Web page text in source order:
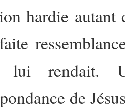
hardie
lui rendait.
de